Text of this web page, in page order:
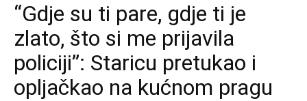
“Gdje su ti pare, gdje ti je
zlato, što si me prijavila
policiji”: Staricu pretukao i
opljačkao na kućnom pragu